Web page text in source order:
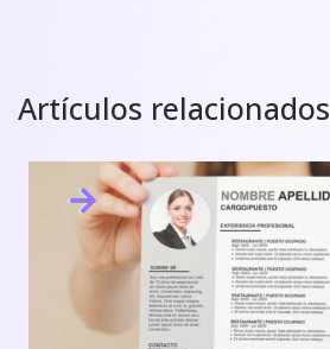
Artículos relacionados